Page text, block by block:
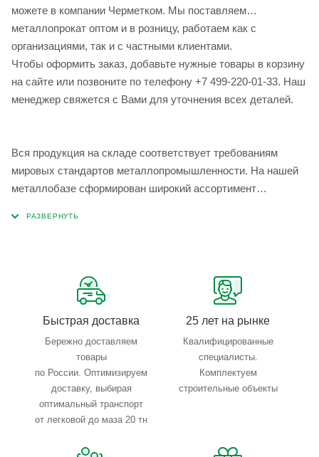
можете в компании Черметком. Мы поставляем
металлопрокат оптом и в розницу, работаем как с
организациями, так и с частными клиентами.
Чтобы оформить заказ, добавьте нужные товары в корзину
на сайте или позвоните по телефону +7 499-220-01-33. Наш
менеджер свяжется с Вами для уточнения всех деталей.
Вся продукция на складе соответствует требованиям
мировых стандартов металлопромышленности. На нашей
металлобазе сформирован широкий ассортимент
Быстрая доставка
Бережно доставляем
товары
по России. Оптимизируем
доставку, выбирая
оптимальный транспорт
от легковой до маза 20 тн
25 лет на рынке
Квалифицированные
специалисты.
Комплектуем
строительные объекты